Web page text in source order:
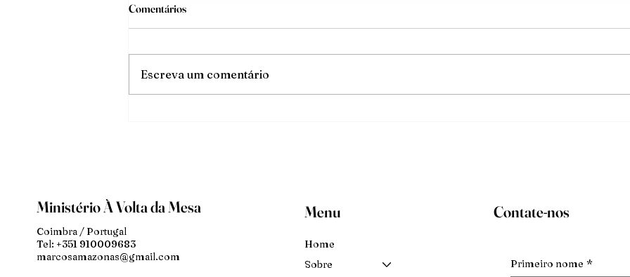
Mude O
Comentários
Escreva um comentário
Ministério À Volta da Mesa
Coimbra / Portugal
Tel: +351 910009683
marcosamazonas@gmail.com
Menu
Home
Sobre
Contate-nos
Primeiro nome *